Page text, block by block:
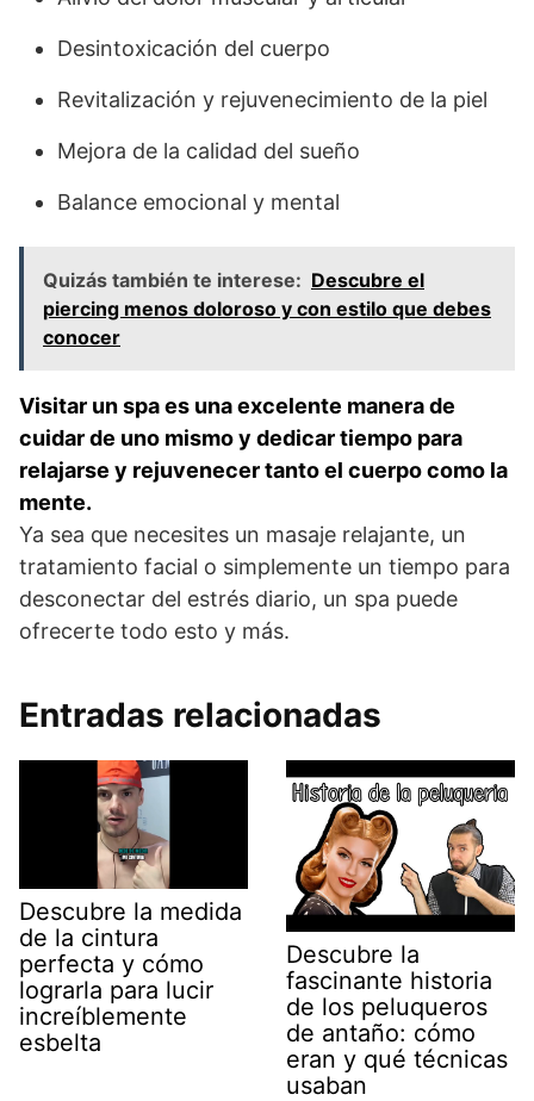
Desintoxicación del cuerpo
Revitalización y rejuvenecimiento de la piel
Mejora de la calidad del sueño
Balance emocional y mental
Quizás también te interese: Descubre el
piercing menos doloroso y con estilo que debes
conocer
Visitar un spa es una excelente manera de
cuidar de uno mismo y dedicar tiempo para
relajarse y rejuvenecer tanto el cuerpo como la
mente.
Ya sea que necesites un masaje relajante, un
tratamiento facial o simplemente un tiempo para
desconectar del estrés diario, un spa puede
ofrecerte todo esto y más.
Entradas relacionadas
Descubre la medida
de la cintura
perfecta y cómo
lograrla para lucir
increíblemente
esbelta
Descubre la
fascinante historia
de los peluqueros
de antaño: cómo
eran y qué técnicas
usaban